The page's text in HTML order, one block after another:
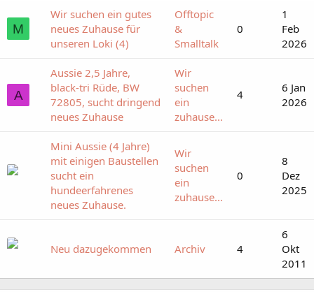
M
Wir suchen ein gutes
neues Zuhause für
unseren Loki (4)
Offtopic
&
Smalltalk
0
1
Feb
2026
A
Aussie 2,5 Jahre,
black-tri Rüde, BW
72805, sucht dringend
neues Zuhause
Wir
suchen
ein
zuhause...
4
6 Jan
2026
Mini Aussie (4 Jahre)
mit einigen Baustellen
sucht ein
hundeerfahrenes
neues Zuhause.
Wir
suchen
ein
zuhause...
0
8
Dez
2025
Neu dazugekommen Archiv 4
6
Okt
2011